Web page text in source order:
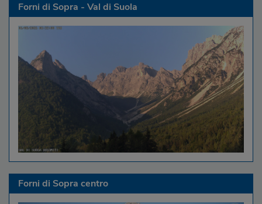
Forni di Sopra - Val di Suola
Forni di Sopra centro